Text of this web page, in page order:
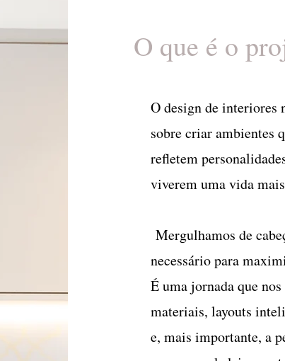
O que é o
O design de interiores
sobre criar ambientes
refletem
viverem uma vida
Mergulhamos de
necessário para
É uma jornada que
materiais, layouts
e, mais importante, a